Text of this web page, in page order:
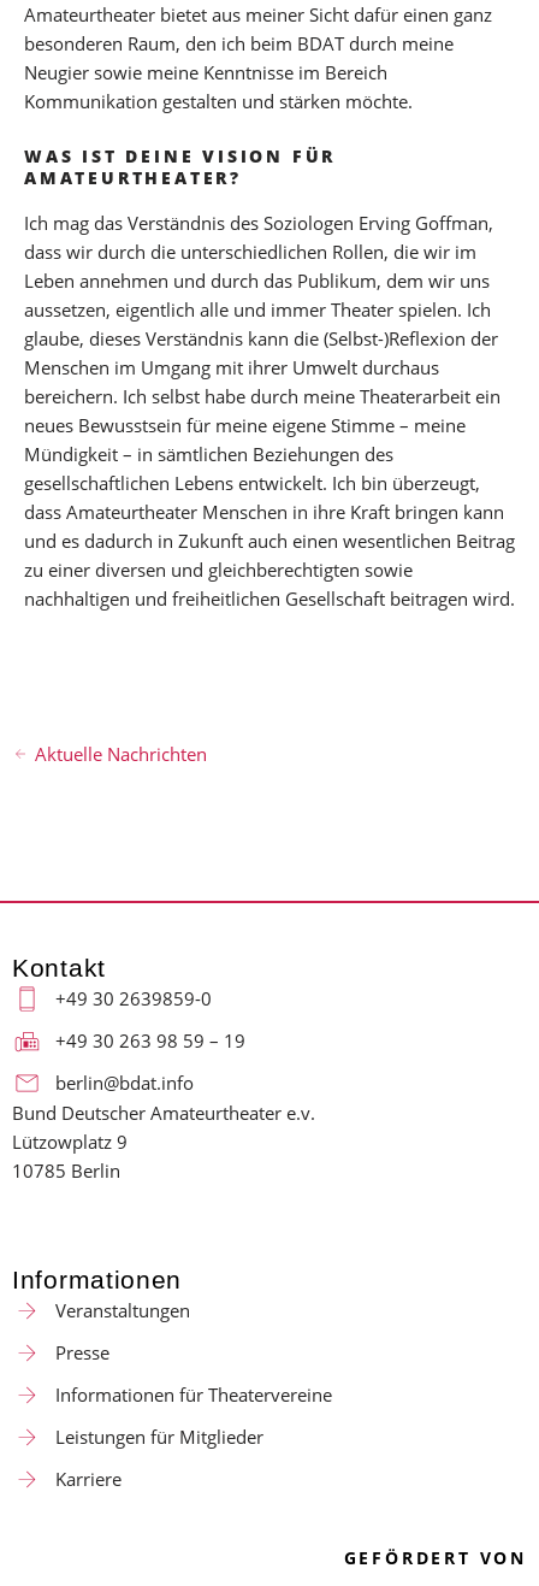
Amateurtheater bietet aus meiner Sicht dafür einen ganz
besonderen Raum, den ich beim BDAT durch meine
Neugier sowie meine Kenntnisse im Bereich
Kommunikation gestalten und stärken möchte.
WAS IST DEINE VISION FÜR
AMATEURTHEATER?
Ich mag das Verständnis des Soziologen Erving Goffman,
dass wir durch die unterschiedlichen Rollen, die wir im
Leben annehmen und durch das Publikum, dem wir uns
aussetzen, eigentlich alle und immer Theater spielen. Ich
glaube, dieses Verständnis kann die (Selbst-)Reflexion der
Menschen im Umgang mit ihrer Umwelt durchaus
bereichern. Ich selbst habe durch meine Theaterarbeit ein
neues Bewusstsein für meine eigene Stimme – meine
Mündigkeit – in sämtlichen Beziehungen des
gesellschaftlichen Lebens entwickelt. Ich bin überzeugt,
dass Amateurtheater Menschen in ihre Kraft bringen kann
und es dadurch in Zukunft auch einen wesentlichen Beitrag
zu einer diversen und gleichberechtigten sowie
nachhaltigen und freiheitlichen Gesellschaft beitragen wird.
Aktuelle Nachrichten
Kontakt
+49 30 2639859-0
+49 30 263 98 59 – 19
berlin@bdat.info
Bund Deutscher Amateurtheater e.v.
Lützowplatz 9
10785 Berlin
Informationen
Veranstaltungen
Presse
Informationen für Theatervereine
Leistungen für Mitglieder
Karriere
GEFÖRDERT VON